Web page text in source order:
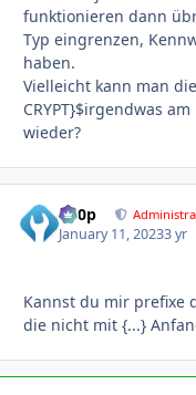
funktionieren dann
Typ eingrenzen,
haben.
Vielleicht kann man
CRYPT}$irgendwas
wieder?
d00p
January 11, 20233 yr
Kannst du mir prefixe
die nicht mit {...}